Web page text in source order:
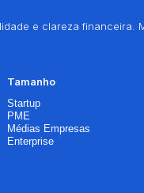
e clareza financeira.
Tamanho
Startup
PME
Médias Empresas
Enterprise